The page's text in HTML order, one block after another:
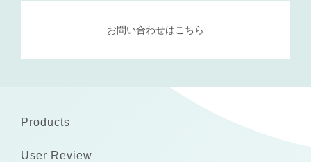
お問い合わせはこちら
Products
User Review